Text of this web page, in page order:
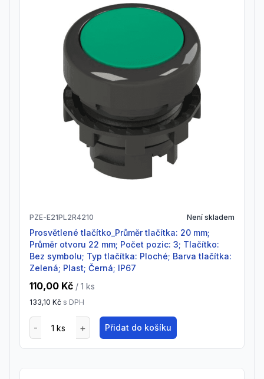
PZE-E21PL2R4210 Není skladem
Prosvětlené tlačítko_Průměr tlačítka: 20 mm;
Průměr otvoru 22 mm; Počet pozic: 3; Tlačítko:
Bez symbolu; Typ tlačítka: Ploché; Barva tlačítka:
Zelená; Plast; Černá; IP67
110,00 Kč / 1 ks
133,10 Kč s DPH
Přidat do košíku